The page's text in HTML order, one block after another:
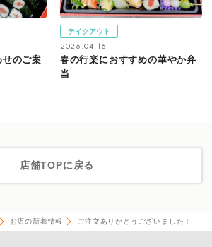
のご案
テイクアウト
2026.04.16
春の行楽におすすめの華やか弁
当
店舗TOPに戻る
お店の新着情報 ご注文ありがとうございました！